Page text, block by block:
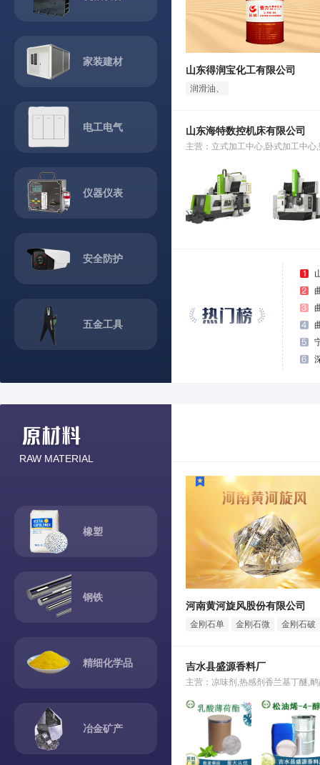
家装建材
电工电气
仪器仪表
安全防护
五金工具
山东得润宝化工有限公司
润滑油、
定量注油
设备
山东海特数控机床有限公司
主营：立式加工中心,卧式加工中心
RAW MATERIAL
橡塑
钢铁
精细化学品
冶金矿产
河南黄河旋风股份有限公司
金刚石单
金刚石微
金刚石破
吉水县盛源香料厂
主营：凉味剂,热感剂香兰基丁醚,